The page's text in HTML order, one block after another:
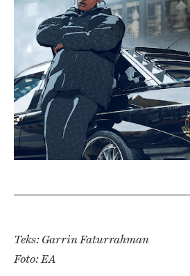
Teks: Garrin Faturrahman
Foto: EA